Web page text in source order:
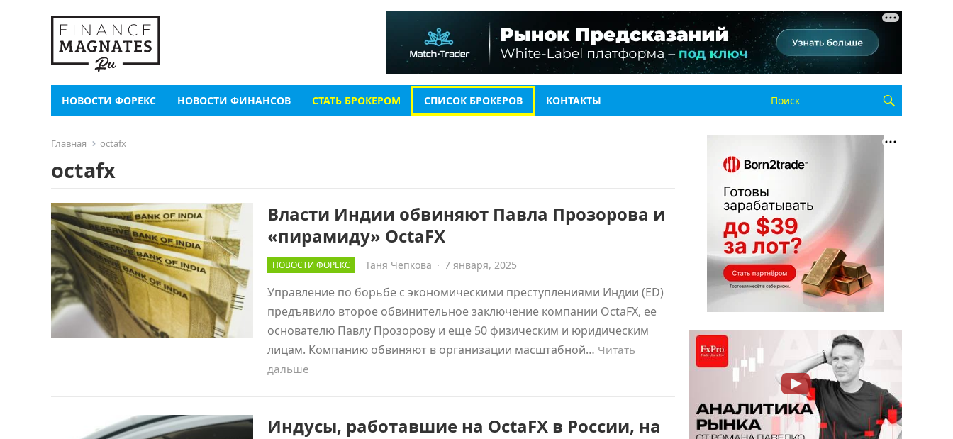
НОВОСТИ ФОРЕКС НОВОСТИ ФИНАНСОВ СТАТЬ БРОКЕРОМ СПИСОК БРОКЕРОВ КОНТАКТЫ
Главная octafx
octafx
Власти Индии обвиняют Павла Прозорова и
«пирамиду» OctaFX
НОВОСТИ ФОРЕКС Таня Чепкова · 7 января, 2025
Управление по борьбе с экономическими преступлениями Индии (ED)
предъявило второе обвинительное заключение компании OctaFX, ее
основателю Павлу Прозорову и еще 50 физическим и юридическим
лицам. Компанию обвиняют в организации масштабной… Читать
дальше
Индусы, работавшие на OctaFX в России, на